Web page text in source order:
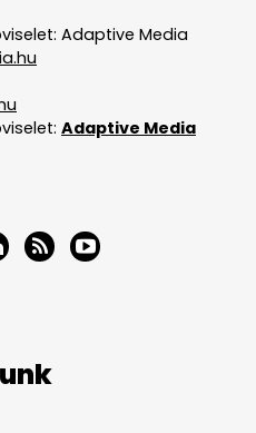
Adaptive Media
Adaptive Media